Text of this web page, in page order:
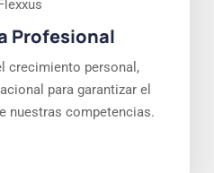
Profesional
crecimiento personal,
para garantizar el
nuestras competencias.